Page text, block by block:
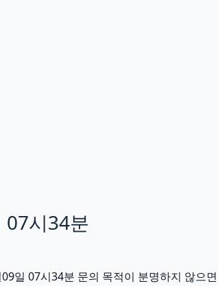
07시34분
일 07시34분 문의 목적이 분명하지 않으